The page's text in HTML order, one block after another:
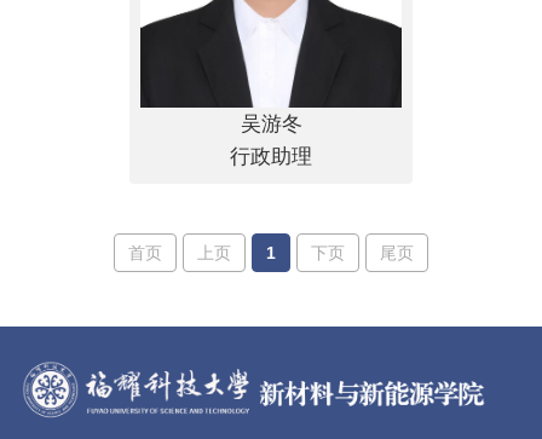
吴游冬
行政助理
首页 上页 1 下页 尾页